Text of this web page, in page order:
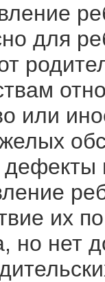
для
или
дефекты
их
но нет